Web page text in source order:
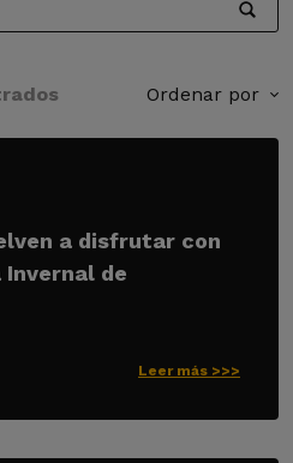
Ordenar por
a disfrutar con
Invernal de
Leer más >>>